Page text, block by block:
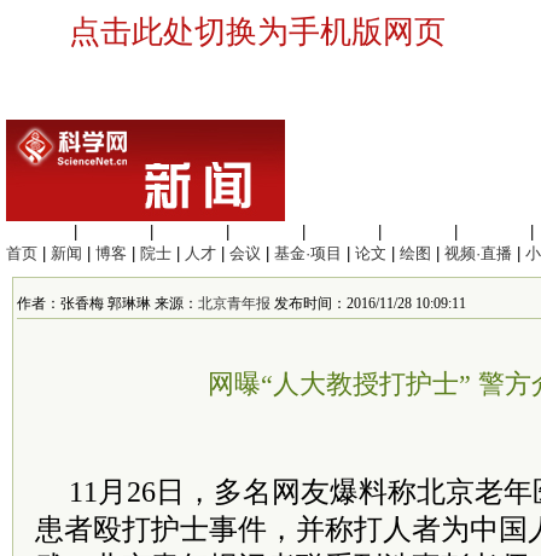
点击此处切换为手机版网页
首页
新闻 博客 院士 人才 会议 基金·项目 论文 绘图 视频·直播
作者：张香梅 郭琳琳 来源： 北京青年报 发布时间：2016/11/28 10:09:11
网曝“人大教授打护士” 警
11月26日，多名网友爆料称北京老
患者殴打护士事件，并称打人者为中国